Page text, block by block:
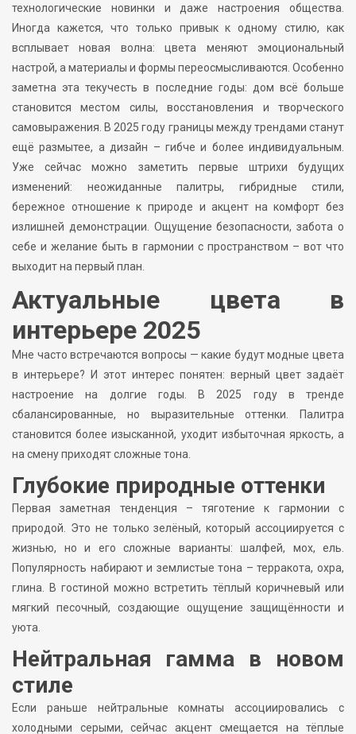
технологические новинки и даже настроения общества.
Иногда кажется, что только привык к одному стилю, как
всплывает новая волна: цвета меняют эмоциональный
настрой, а материалы и формы переосмысливаются. Особенно
заметна эта текучесть в последние годы: дом всё больше
становится местом силы, восстановления и творческого
самовыражения. В 2025 году границы между трендами станут
ещё размытее, а дизайн – гибче и более индивидуальным.
Уже сейчас можно заметить первые штрихи будущих
изменений: неожиданные палитры, гибридные стили,
бережное отношение к природе и акцент на комфорт без
излишней демонстрации. Ощущение безопасности, забота о
себе и желание быть в гармонии с пространством – вот что
выходит на первый план.
Актуальные цвета в
интерьере 2025
Мне часто встречаются вопросы — какие будут модные цвета
в интерьере? И этот интерес понятен: верный цвет задаёт
настроение на долгие годы. В 2025 году в тренде
сбалансированные, но выразительные оттенки. Палитра
становится более изысканной, уходит избыточная яркость, а
на смену приходят сложные тона.
Глубокие природные оттенки
Первая заметная тенденция – тяготение к гармонии с
природой. Это не только зелёный, который ассоциируется с
жизнью, но и его сложные варианты: шалфей, мох, ель.
Популярность набирают и землистые тона – терракота, охра,
глина. В гостиной можно встретить тёплый коричневый или
мягкий песочный, создающие ощущение защищённости и
уюта.
Нейтральная гамма в новом
стиле
Если раньше нейтральные комнаты ассоциировались с
холодными серыми, сейчас акцент смещается на тёплые